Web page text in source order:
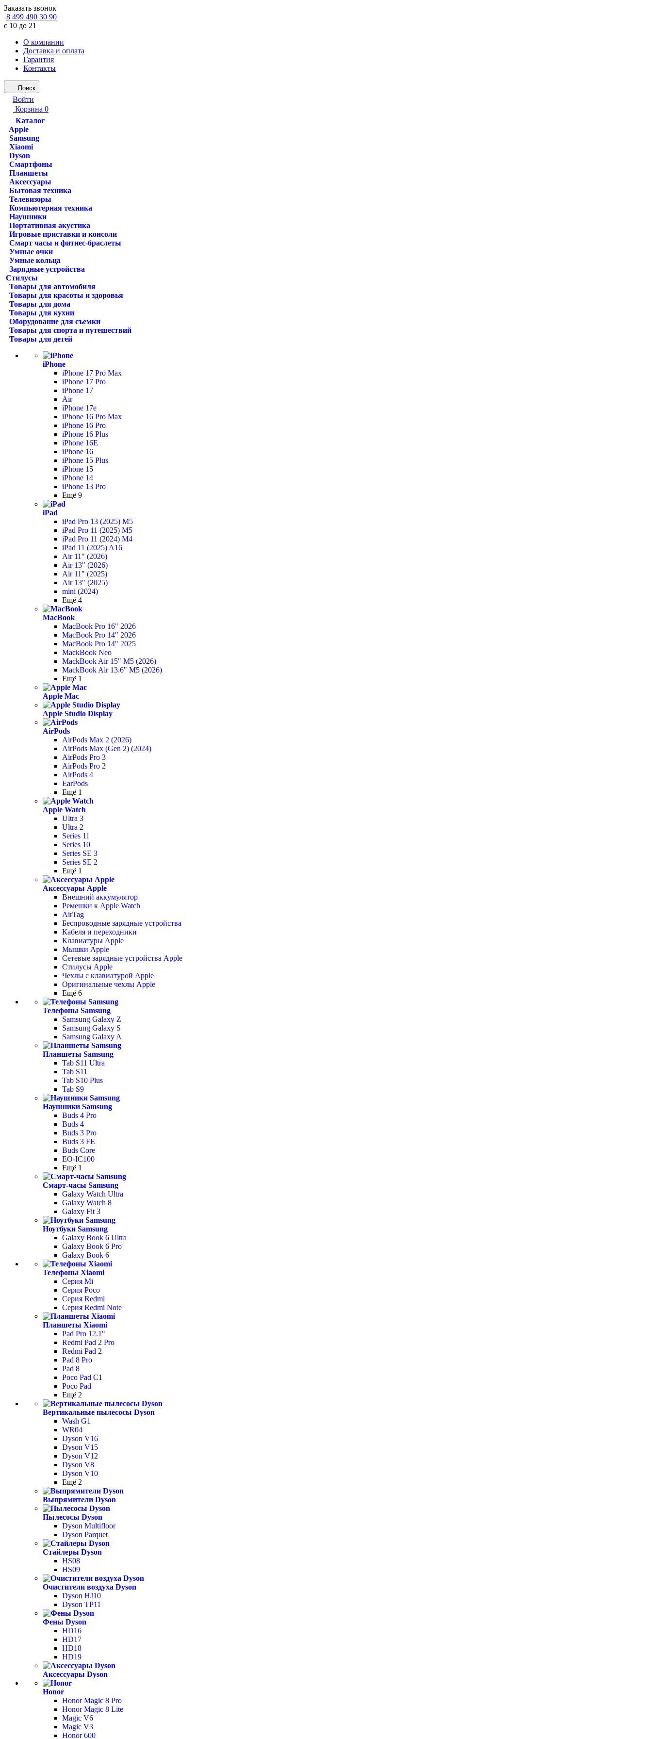
Заказать звонок
8 499 490 30 90
с 10 до 21
О компании
Доставка и оплата
Гарантия
Контакты
Поиск
Войти
Корзина 0
Каталог
Apple
Samsung
Xiaomi
Dyson
Смартфоны
Планшеты
Аксессуары
Бытовая техника
Телевизоры
Компьютерная техника
Наушники
Портативная акустика
Игровые приставки и консоли
Смарт часы и фитнес-браслеты
Умные очки
Умные кольца
Зарядные устройства
Стилусы
Товары для автомобиля
Товары для красоты и здоровья
Товары для дома
Товары для кухни
Оборудование для съемки
Товары для спорта и путешествий
Товары для детей
iPhone
iPhone 17 Pro Max
iPhone 17 Pro
iPhone 17
Air
iPhone 17e
iPhone 16 Pro Max
iPhone 16 Pro
iPhone 16 Plus
iPhone 16E
iPhone 16
iPhone 15 Plus
iPhone 15
iPhone 14
iPhone 13 Pro
Ещё 9
iPad
iPad Pro 13 (2025) M5
iPad Pro 11 (2025) M5
iPad Pro 11 (2024) M4
iPad 11 (2025) A16
Air 11" (2026)
Air 13" (2026)
Air 11" (2025)
Air 13" (2025)
mini (2024)
Ещё 4
MacBook
MacBook Pro 16" 2026
MacBook Pro 14" 2026
MacBook Pro 14" 2025
MackBook Neo
MackBook Air 15" M5 (2026)
MackBook Air 13.6" M5 (2026)
Ещё 1
Apple Mac
Apple Studio Display
AirPods
AirPods Max 2 (2026)
AirPods Max (Gen 2) (2024)
AirPods Pro 3
AirPods Pro 2
AirPods 4
EarPods
Ещё 1
Apple Watch
Ultra 3
Ultra 2
Series 11
Series 10
Series SE 3
Series SE 2
Ещё 1
Аксессуары Apple
Внешний аккумулятор
Ремешки к Apple Watch
AirTag
Беспроводные зарядные устройства
Кабеля и переходники
Клавиатуры Apple
Мышки Apple
Сетевые зарядные устройства Apple
Стилусы Apple
Чехлы с клавиатурой Apple
Оригинальные чехлы Apple
Ещё 6
Телефоны Samsung
Samsung Galaxy Z
Samsung Galaxy S
Samsung Galaxy A
Планшеты Samsung
Tab S11 Ultra
Tab S11
Tab S10 Plus
Tab S9
Наушники Samsung
Buds 4 Pro
Buds 4
Buds 3 Pro
Buds 3 FE
Buds Core
EO-IC100
Ещё 1
Смарт-часы Samsung
Galaxy Watch Ultra
Galaxy Watch 8
Galaxy Fit 3
Ноутбуки Samsung
Galaxy Book 6 Ultra
Galaxy Book 6 Pro
Galaxy Book 6
Телефоны Xiaomi
Серия Mi
Серия Poco
Серия Redmi
Серия Redmi Note
Планшеты Xiaomi
Pad Pro 12.1"
Redmi Pad 2 Pro
Redmi Pad 2
Pad 8 Pro
Pad 8
Poco Pad С1
Poco Pad
Ещё 2
Вертикальные пылесосы Dyson
Wash G1
WR04
Dyson V16
Dyson V15
Dyson V12
Dyson V8
Dyson V10
Ещё 2
Выпрямители Dyson
Пылесосы Dyson
Dyson Multifloor
Dyson Parquet
Стайлеры Dyson
HS08
HS09
Очистители воздуха Dyson
Dyson HJ10
Dyson TP11
Фены Dyson
HD16
HD17
HD18
HD19
Аксессуары Dyson
Honor
Honor Magic 8 Pro
Honor Magic 8 Lite
Magic V6
Magic V3
Honor 600